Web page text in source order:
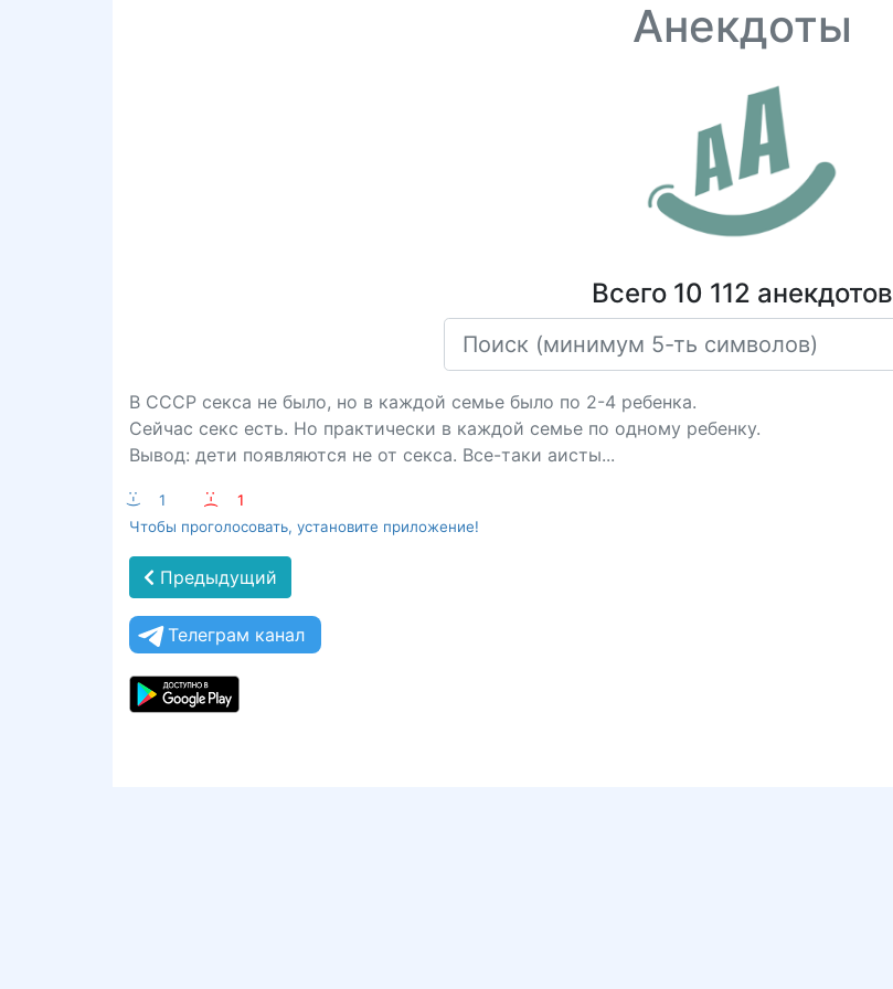
Анекдоты
Всего 10 112 анекдотов
В СССР cекcа не было, но в каждой семье было по 2-4 ребенка.
Сейчас cекc есть. Но практически в каждой семье по одному ребенку.
Вывод: дети появляются не от cекcа. Все-таки аисты...
:-) 1 :-(
1
Чтобы проголосовать, установите приложение!
Предыдущий
Телеграм канал